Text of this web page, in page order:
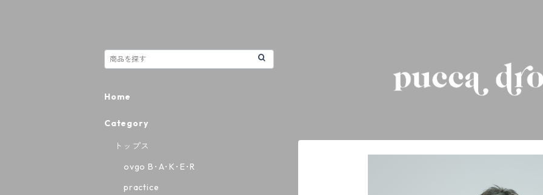
Home
Category
トップス
ovgo B･A･K･E･R
practice